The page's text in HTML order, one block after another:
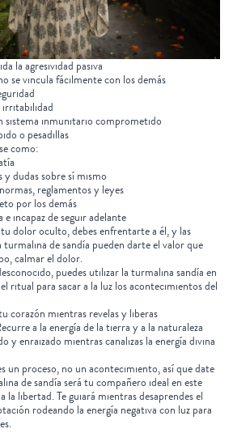
la agresividad pasiva
se vincula fácilmente con los demás
irritabilidad
sistema inmunitario comprometido
o pesadillas
como:
y dudas sobre sí mismo
reglamentos y leyes
por los demás
incapaz de seguir adelante
tu dolor oculto, debes enfrentarte a él, y las
turmalina de sandía pueden darte el valor que
calmar el dolor.
puedes utilizar la turmalina sandía en
ritual para sacar a la luz los acontecimientos del
corazón mientras revelas y liberas
a la energía de la tierra y a la naturaleza
y enraizado mientras canalizas la energía divina
un proceso, no un acontecimiento, así que date
de sandía será tu compañero ideal en este
la libertad. Te guiará mientras desaprendes el
rodeando la energía negativa con luz para